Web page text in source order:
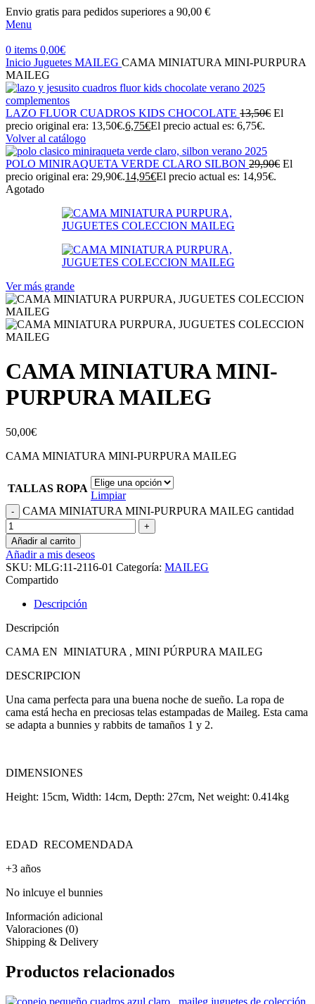
Envio gratis para pedidos superiores a 90,00 €
Menu
0 items 0,00€
Inicio Juguetes MAILEG CAMA MINIATURA MINI-PURPURA
MAILEG
LAZO FLUOR CUADROS KIDS CHOCOLATE 13,50€ El
precio original era: 13,50€.6,75€El precio actual es: 6,75€.
Volver al catálogo
POLO MINIRAQUETA VERDE CLARO SILBON 29,90€ El
precio original era: 29,90€.14,95€El precio actual es: 14,95€.
Agotado
Ver más grande
CAMA MINIATURA MINI-
PURPURA MAILEG
50,00€
CAMA MINIATURA MINI-PURPURA MAILEG
TALLAS ROPA
Limpiar
CAMA MINIATURA MINI-PURPURA MAILEG cantidad
Añadir al carrito
Añadir a mis deseos
SKU: MLG:11-2116-01 Categoría: MAILEG
Compartido
Descripción
Descripción
CAMA EN MINIATURA , MINI PÚRPURA MAILEG
DESCRIPCION
Una cama perfecta para una buena noche de sueño. La ropa de
cama está hecha en preciosas telas estampadas de Maileg. Esta cama
se adapta a bunnies y rabbits de tamaños 1 y 2.
DIMENSIONES
Height: 15cm, Width: 14cm, Depth: 27cm, Net weight: 0.414kg
EDAD RECOMENDADA
+3 años
No inlcuye el bunnies
Información adicional
Valoraciones (0)
Shipping & Delivery
Productos relacionados